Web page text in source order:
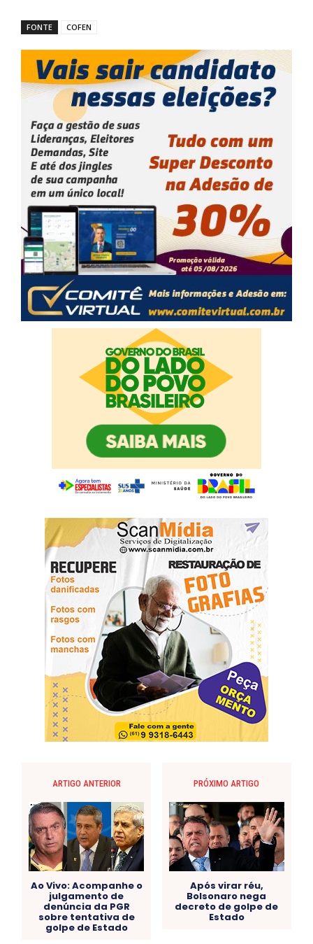
FONTE COFEN
ARTIGO ANTERIOR
Ao Vivo: Acompanhe o
julgamento de
denúncia da PGR
sobre tentativa de
golpe de Estado
PRÓXIMO ARTIGO
Após virar réu,
Bolsonaro nega
decreto de golpe de
Estado